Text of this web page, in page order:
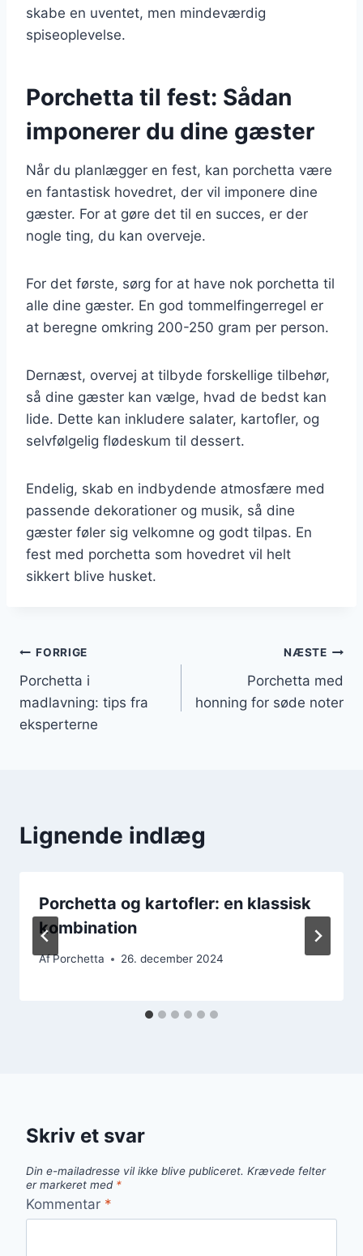
skabe en uventet, men mindeværdig
spiseoplevelse.
Porchetta til fest: Sådan
imponerer du dine gæster
Når du planlægger en fest, kan porchetta være
en fantastisk hovedret, der vil imponere dine
gæster. For at gøre det til en succes, er der
nogle ting, du kan overveje.
For det første, sørg for at have nok porchetta til
alle dine gæster. En god tommelfingerregel er
at beregne omkring 200-250 gram per person.
Dernæst, overvej at tilbyde forskellige tilbehør,
så dine gæster kan vælge, hvad de bedst kan
lide. Dette kan inkludere salater, kartofler, og
selvfølgelig flødeskum til dessert.
Endelig, skab en indbydende atmosfære med
passende dekorationer og musik, så dine
gæster føler sig velkomne og godt tilpas. En
fest med porchetta som hovedret vil helt
sikkert blive husket.
Indlægsnavigation
FORRIGE
Porchetta i
madlavning: tips fra
eksperterne
NÆSTE
Porchetta med
honning for søde noter
Lignende indlæg
Porchetta og kartofler: en klassisk
kombination
AfPorchetta 26. december 2024
Skriv et svar
Din e-mailadresse vil ikke blive publiceret. Krævede felter
er markeret med *
Kommentar *